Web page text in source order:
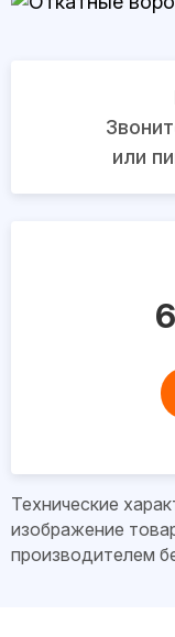
или
Технические
изображение
производителем